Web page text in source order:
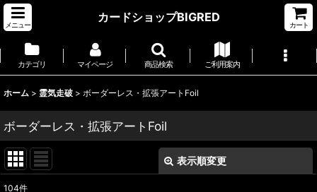
メニュー
カードショップBIGRED
カート
カテゴリ マイページ 商品検索 ご利用案内
ホーム > 霊気走破 > ボーダーレス・拡張アートFoil
ボーダーレス・拡張アートFoil
表示順変更
104件